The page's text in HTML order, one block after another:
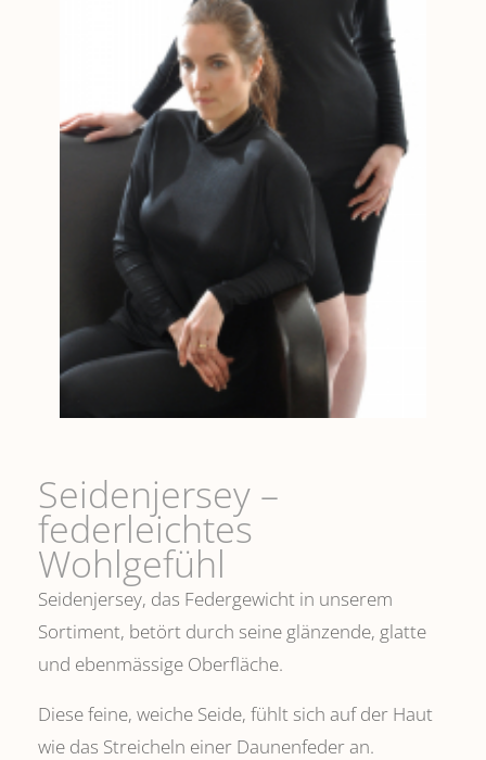
Seidenjersey –
federleichtes
Wohlgefühl
Seidenjersey, das Federgewicht in unserem
Sortiment, betört durch seine glänzende, glatte
und ebenmässige Oberfläche.
Diese feine, weiche Seide, fühlt sich auf der Haut
wie das Streicheln einer Daunenfeder an.